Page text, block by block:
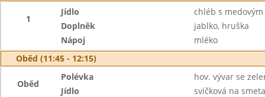
1
Jídlo
chléb s
Doplněk
jablko, hruška
Nápoj
mléko
Oběd (11:45 - 12:15)
Oběd
Polévka
hov. vývar se
Jídlo
svíčková na